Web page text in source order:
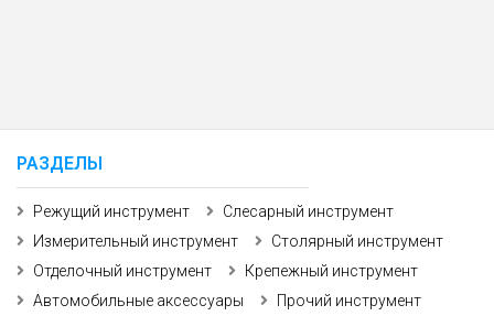
РАЗДЕЛЫ
Режущий инструмент
Слесарный инструмент
Измерительный инструмент
Столярный инструмент
Отделочный инструмент
Крепежный инструмент
Автомобильные аксессуары
Прочий инструмент